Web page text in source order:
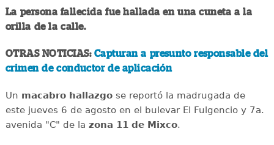
La persona fallecida fue hallada en una cuneta a la
orilla de la calle.
OTRAS NOTICIAS: Capturan a presunto responsable del
crimen de conductor de aplicación
Un macabro hallazgose reportó la madrugada de
este jueves 6 de agosto en el bulevar El Fulgencio y 7a.
avenida "C" de la zona 11 de Mixco.